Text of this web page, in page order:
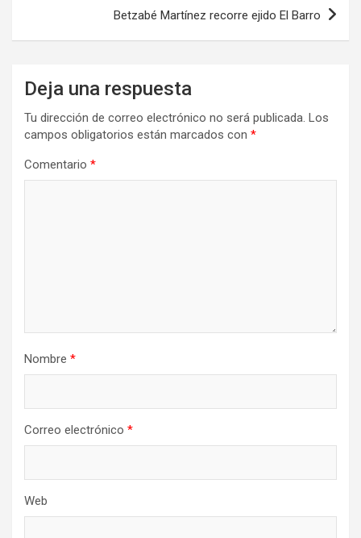
Betzabé Martínez recorre ejido El Barro
Deja una respuesta
Tu dirección de correo electrónico no será publicada. Los
campos obligatorios están marcados con *
Comentario *
Nombre *
Correo electrónico *
Web